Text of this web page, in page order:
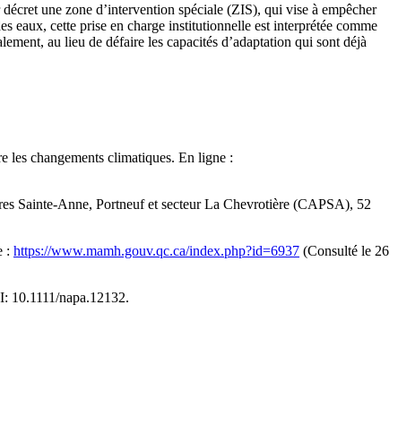
une zone d’intervention spéciale (ZIS), qui vise à empêcher
eaux, cette prise en charge institutionnelle est interprétée comme
au lieu de défaire les capacités d’adaptation qui sont déjà
changements climatiques. En ligne :
Sainte-Anne, Portneuf et secteur La Chevrotière (CAPSA), 52
: https://www.mamh.gouv.qc.ca/index.php?id=6937 (Consulté le 26
10.1111/napa.12132.